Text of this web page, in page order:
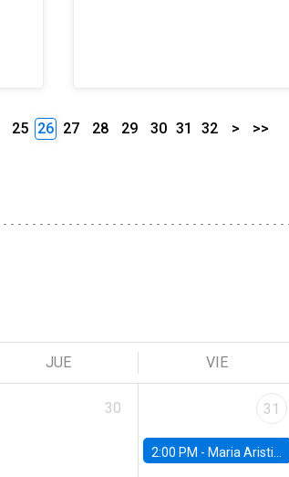
25 26 27 28 29 30 31 32 > >>
JUE VIE
30 31
2:00 PM - Maria Aristizabal-Ramirez, FED Board